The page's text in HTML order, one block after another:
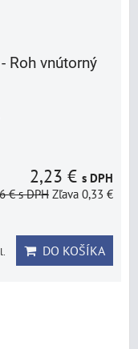
Roh vnútorný
2,23 € s DPH
€s DPH Zľava 0,33 €
DO KOŠÍKA